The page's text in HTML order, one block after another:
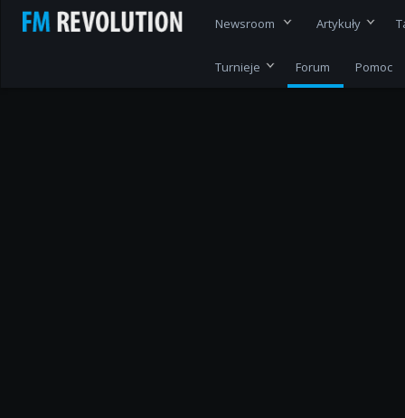
Newsroom Artykuły
Turnieje Forum Pomoc